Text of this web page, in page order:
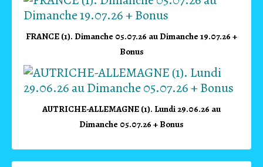
FRANCE (1). Dimanche 05.07.26 au Dimanche 19.07.26 +
Bonus
AUTRICHE-ALLEMAGNE (1). Lundi 29.06.26 au
Dimanche 05.07.26 + Bonus